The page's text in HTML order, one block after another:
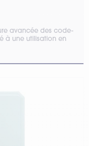
avancée des code-
à une utilisation en